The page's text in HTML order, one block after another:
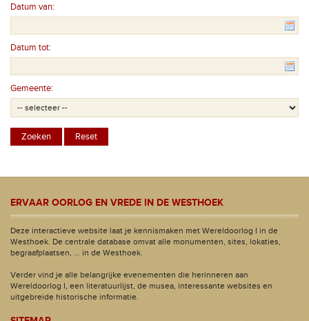
Datum van:
Datum tot:
Gemeente:
ERVAAR OORLOG EN VREDE IN DE WESTHOEK
Deze interactieve website laat je kennismaken met Wereldoorlog I in de
Westhoek. De centrale database omvat alle monumenten, sites, lokaties,
begraafplaatsen, ... in de Westhoek.
Verder vind je alle belangrijke evenementen die herinneren aan
Wereldoorlog I, een literatuurlijst, de musea, interessante websites en
uitgebreide historische informatie.